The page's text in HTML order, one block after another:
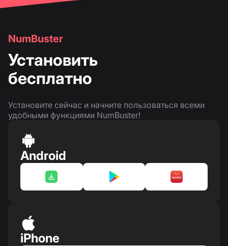
NumBuster
Установить
бесплатно
Установите сейчас и начните пользоваться всеми
удобными функциями NumBuster!
Android
iPhone